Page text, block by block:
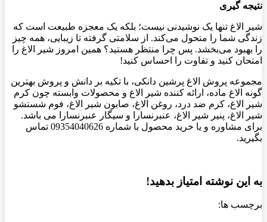
نتیجه گیری
شیر الاغ تنها یک نوشیدنی نیست؛ بلکه یک معجزه طبیعت است که
زندگی شما را متحول می‌کند. از سلامتی گرفته تا زیبایی، همه چیز
را بهبود می‌بخشد. پس چرا منتظر هستید؟ همین امروز شیر الاغ را
امتحان کنید و تفاوت را احساس کنید!
مجموعه پروش الاغ پرشین دانکی، با تکیه بر دانش و پروش بهترین
گونه الاغ ماده، ارائه کننده شیر الاغ و محصولات وابسته چون کرم
شیر الاغ، کرم ضد درد، روغن الاغ، صابون شیر الاغ، فوم شستشو
شیر الاغ، پنیر شیر الاغ، عنبرنسارا و سیگار عنبرنسارا می باشد.
برای مشاوره و یا خرید محصول با شماره 09354040626 تماس
بگیرید.
به این نوشته امتیاز بدهید!
برچسب ها: